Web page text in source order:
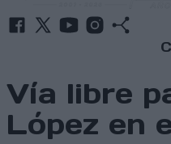
Vía libre
López en